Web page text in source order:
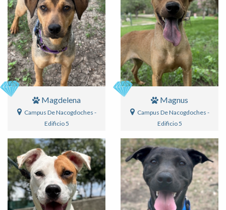
Magdelena
Campus De Nacogdoches -
Edificio 5
Magnus
Campus De Nacogdoches -
Edificio 5